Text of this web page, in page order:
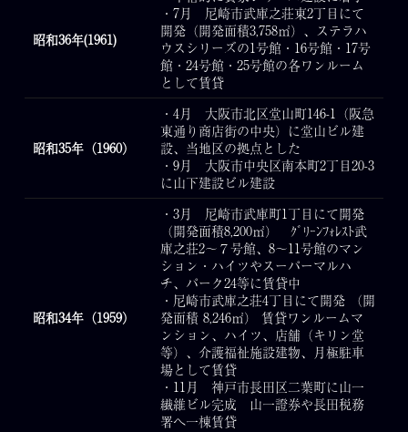
昭和36年(1961)
・7月 尼崎市武庫之荘東2丁目にて
開発（開発面積3,758㎡）、ステラハ
ウスシリーズの1号館・16号館・17号
館・24号館・25号館の各ワンルーム
として賃貸
昭和35年（1960）
・4月 大阪市北区堂山町146-1（阪急
東通り商店街の中央）に堂山ビル建
設、当地区の拠点とした
・9月 大阪市中央区南本町2丁目20-3
に山下建設ビル建設
昭和34年（1959）
・3月 尼崎市武庫町1丁目にて開発
（開発面積8,200㎡） ｸﾞﾘｰﾝﾌｫﾚｽﾄ武
庫之荘2～７号館、8～11号館のマン
ション・ハイツやスーパーマルハ
チ、パーク24等に賃貸中
・尼崎市武庫之荘4丁目にて開発 （開
発面積 8,246㎡） 賃貸ワンルームマ
ンション、ハイツ、店舗（キリン堂
等）、介護福祉施設建物、月極駐車
場として賃貸
・11月 神戸市長田区二葉町に山一
繊維ビル完成 山一證券や長田税務
署へ一棟賃貸